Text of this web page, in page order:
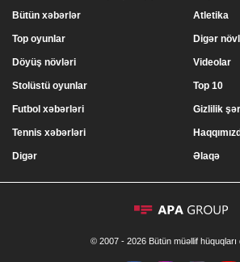
Bütün xəbərlər
Top oyunlar
Döyüş növləri
Stolüstü oyunlar
Atletika
Digər
Videolar
Top 10
Futbol xəbərləri
Tennis xəbərləri
Digər
Gizlilik
Əlaqə
© 2007 - 2026 Bütün müəllif hüquqları